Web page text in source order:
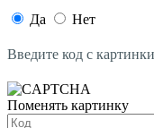
Да Нет
Введите код с картинки
Поменять картинку